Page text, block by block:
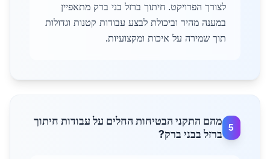
לצורך הפרויקט. חיתוך ברזל בני ברק מתאפיין
במענה מהיר וביכולת לבצע עבודות קטנות וגדולות
תוך שמירה על איכות ומקצועיות.
5
מהם התקני הבטיחות החלים על עבודות חיתוך
ברזל בבני ברק?